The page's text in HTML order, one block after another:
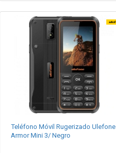
Teléfono Móvil Rugerizado Ulefone
Armor Mini 3/ Negro